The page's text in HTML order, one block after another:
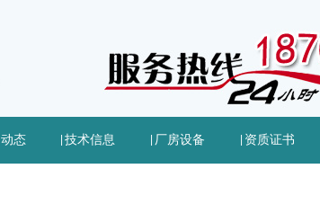
态 技术信息 厂房设备 资质证书